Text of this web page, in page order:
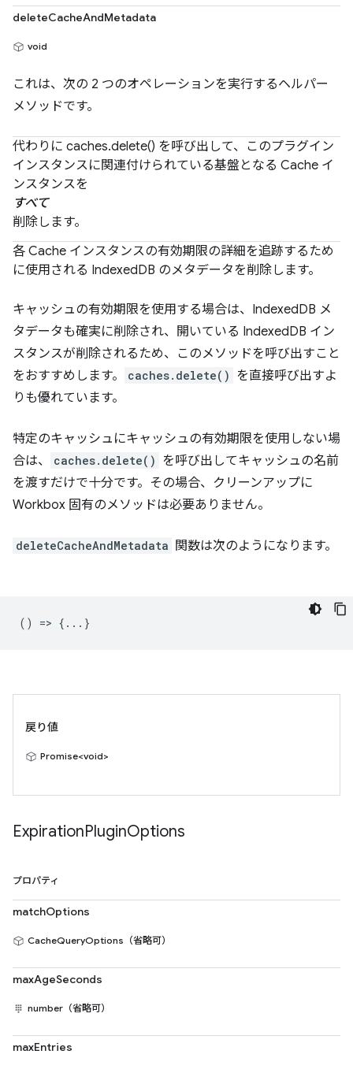
deleteCacheAndMetadata
void
これは、次の 2 つのオペレーションを実行するヘルパー
メソッドです。
代わりに caches.delete() を呼び出して、このプラグイン
インスタンスに関連付けられている基盤となる Cache イ
ンスタンスを
すべて
削除します。
各 Cache インスタンスの有効期限の詳細を追跡するため
に使用される IndexedDB のメタデータを削除します。
キャッシュの有効期限を使用する場合は、IndexedDB メ
タデータも確実に削除され、開いている IndexedDB イン
スタンスが削除されるため、このメソッドを呼び出すこと
をおすすめします。
caches.delete() を直接呼び出すよ
りも優れています。
特定のキャッシュにキャッシュの有効期限を使用しない場
合は、
caches.delete() を呼び出してキャッシュの名前
を渡すだけで十分です。 その場合、クリーンアップに
Workbox 固有のメソッドは必要ありません。
deleteCacheAndMetadata 関数は次のようになります。
() => {...}
戻り値
Promise<void>
ExpirationPluginOptions
プロパティ
matchOptions
CacheQueryOptions（省略可）
maxAgeSeconds
number（省略可）
maxEntries